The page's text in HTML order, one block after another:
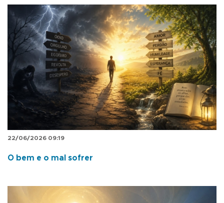
22/06/2026 09:19
O bem e o mal sofrer